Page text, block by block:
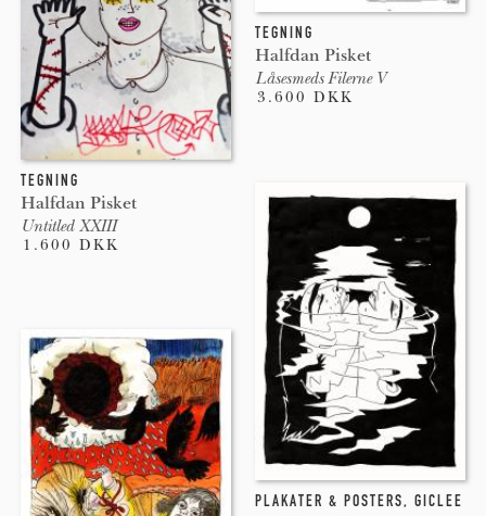
TEGNING
Halfdan Pisket
Låsesmeds Filerne V
3.600 DKK
TEGNING
Halfdan Pisket
Untitled XXIII
1.600 DKK
PLAKATER & POSTERS, GICLEE